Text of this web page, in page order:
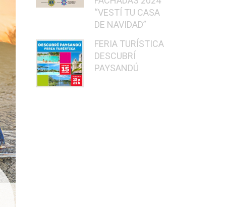
“VESTÍ TU CASA
DE NAVIDAD”
FERIA TURÍSTICA
DESCUBRÍ
PAYSANDÚ